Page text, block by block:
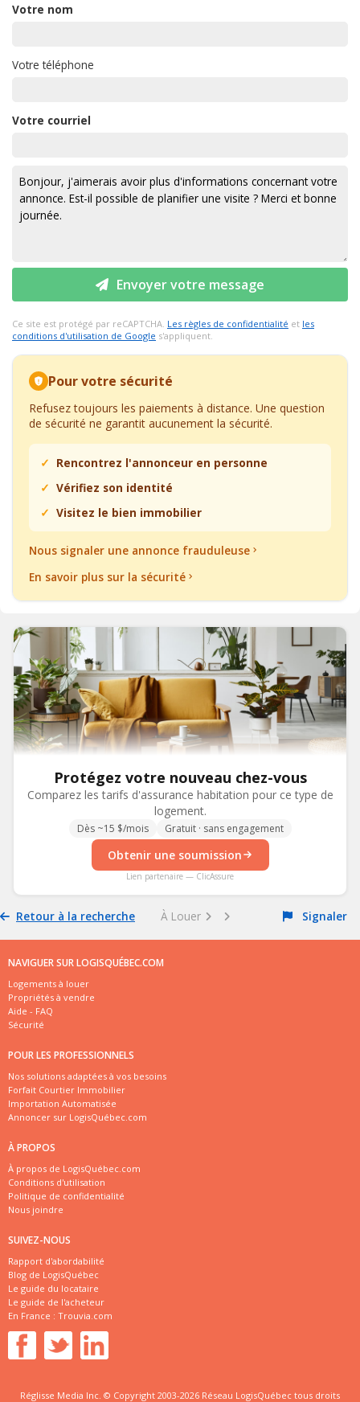
Votre nom
Votre téléphone
Votre courriel
Envoyer votre message
Ce site est protégé par reCAPTCHA. Les règles de confidentialité et les
conditions d'utilisation de Google s'appliquent.
Pour votre sécurité
Refusez toujours les paiements à distance. Une question
de sécurité ne garantit aucunement la sécurité.
Rencontrez l'annonceur en personne
Vérifiez son identité
Visitez le bien immobilier
Nous signaler une annonce frauduleuse
En savoir plus sur la sécurité
Protégez votre nouveau chez-vous
Comparez les tarifs d'assurance habitation pour ce type de
logement.
Dès ~15 $/mois Gratuit · sans engagement
Obtenir une soumission
Lien partenaire — ClicAssure
Retour à la recherche À Louer Signaler
NAVIGUER SUR LOGISQUÉBEC.COM
Logements à louer
Propriétés à vendre
Aide - FAQ
Sécurité
POUR LES PROFESSIONNELS
Nos solutions adaptées à vos besoins
Forfait Courtier Immobilier
Importation Automatisée
Annoncer sur LogisQuébec.com
À PROPOS
À propos de LogisQuébec.com
Conditions d'utilisation
Politique de confidentialité
Nous joindre
SUIVEZ-NOUS
Rapport d'abordabilité
Blog de LogisQuébec
Le guide du locataire
Le guide de l'acheteur
En France : Trouvia.com
Réglisse Media Inc. © Copyright 2003-2026 Réseau LogisQuébec tous droits